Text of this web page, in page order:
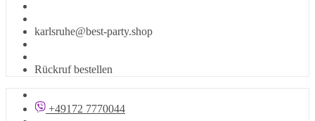
karlsruhe@best-party.shop
Rückruf bestellen
+49172 7770044